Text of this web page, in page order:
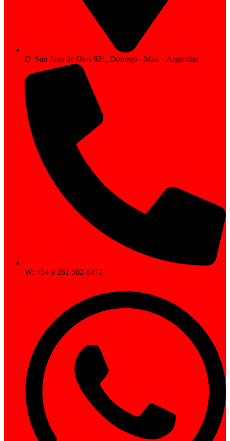
D: San Juan de Dios 921, Dorrego - Mza. - Argentina
W: +54 9 261 502-6472